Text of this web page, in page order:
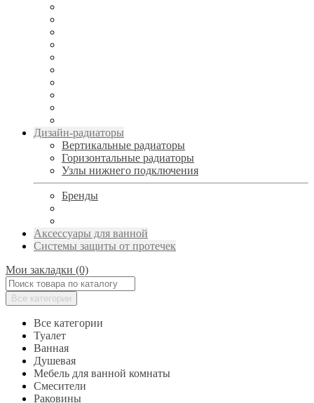
Дизайн-радиаторы
Вертикальные радиаторы
Горизонтальные радиаторы
Узлы нижнего подключения
Бренды
Аксессуары для ванной
Системы защиты от протечек
Мои закладки (0)
Все категории
Все категории
Туалет
Ванная
Душевая
Мебель для ванной комнаты
Смесители
Раковины